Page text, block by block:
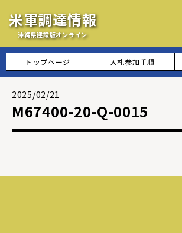
米軍調達情報
沖縄県建設版オンライン
トップページ 入札参加手順
2025/02/21
M67400-20-Q-0015